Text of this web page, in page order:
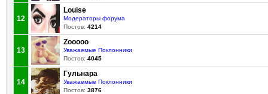
12
Louise
Модераторы форума
Постов: 4214
13
Zooooo
Уважаемые Поклонники
Постов: 4045
14
Гульнара
Уважаемые Поклонники
Постов: 3876